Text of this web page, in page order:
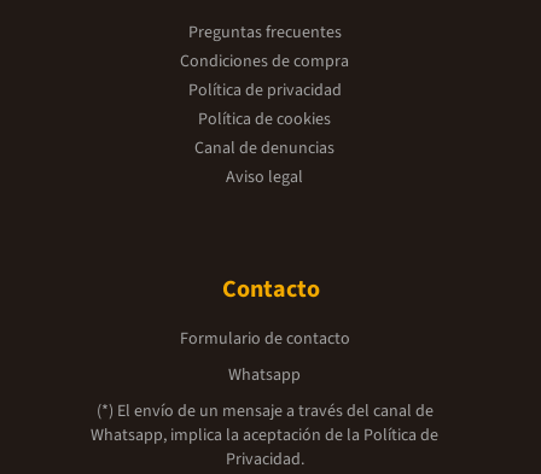
Preguntas frecuentes
Condiciones de compra
Política de privacidad
Política de cookies
Canal de denuncias
Aviso legal
Contacto
Formulario de contacto
Whatsapp
(*) El envío de un mensaje a través del canal de
Whatsapp, implica la aceptación de la Política de
Privacidad.